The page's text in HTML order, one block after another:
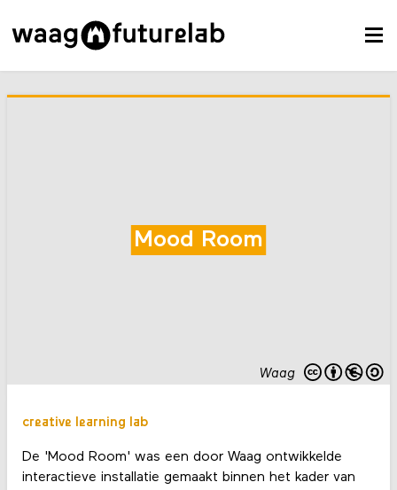
Waag
Mood Room
creative learning lab
De 'Mood Room' was een door Waag ontwikkelde
interactieve installatie gemaakt binnen het kader van